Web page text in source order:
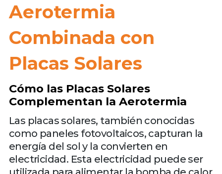
Aerotermia
Combinada con
Placas Solares
Cómo las Placas Solares
Complementan la Aerotermia
Las placas solares, también conocidas
como paneles fotovoltaicos, capturan la
energía del sol y la convierten en
electricidad. Esta electricidad puede ser